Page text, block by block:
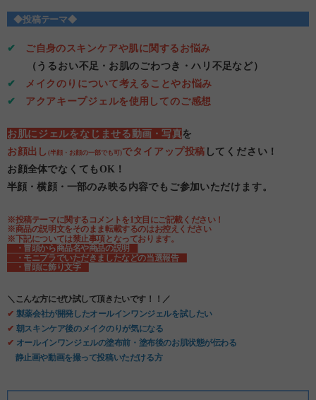
◆投稿テーマ◆
✔ ご自身のスキンケアや肌に関するお悩み
（うるおい不足・お肌のごわつき・ハリ不足など）
✔
メイクのりについて考えることやお悩み
✔ アクアキープジェルを使用してのご感想
お肌にジェルをなじませる動画・写真を
お顔出し (半顔・お顔の一部でも可)でタイアップ投稿 してください！
お顔全体でなくてもOK！
半顔・横顔・一部のみ映る内容でもご参加いただけます。
※投稿テーマに関するコメントを1文目にご記載ください！
※商品の説明文をそのまま転載するのはお控えください
※下記については禁止事項となっております。
・冒頭から商品名や商品の説明
・モニプラでいただきましたなどの当選報告
・冒頭に飾り文字
＼こんな方にぜひ試して頂きたいです！！／
✔ 製薬会社が開発したオールインワンジェルを試したい
✔ 朝スキンケア後のメイクのりが気になる
✔ オールインワンジェルの塗布前・塗布後のお肌状態が伝わる
静止画や動画を撮って投稿いただける方